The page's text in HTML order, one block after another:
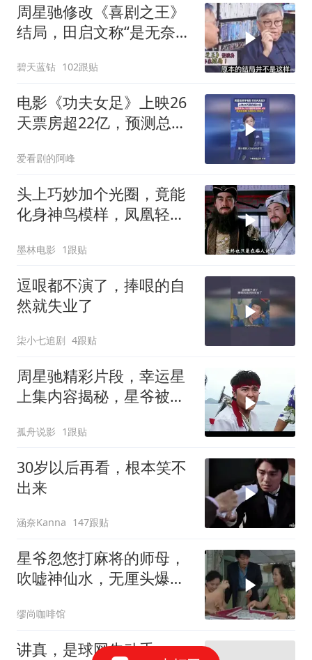
周星驰修改《喜剧之王》
结局，田启文称“是无奈之
碧天蓝钻 102跟贴
电影《功夫女足》上映26
天票房超22亿，预测总票
爱看剧的阿峰
头上巧妙加个光圈，竟能
化身神鸟模样，凤凰轻松
墨林电影 1跟贴
逗哏都不演了，捧哏的自
然就失业了
柒小七追剧 4跟贴
周星驰精彩片段，幸运星
上集内容揭秘，星爷被黑
孤舟说影 1跟贴
30岁以后再看，根本笑不
出来
涵奈Kanna 147跟贴
星爷忽悠打麻将的师母，
吹嘘神仙水，无厘头爆笑
缪尚咖啡馆
讲真，是球网先动手